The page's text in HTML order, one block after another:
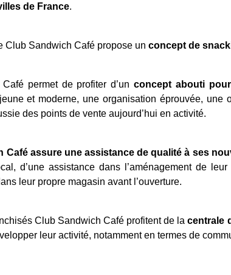
de France.
Club Sandwich Café propose un concept de
permet de profiter d’un concept abouti
et moderne, une organisation éprouvée,
des points de vente aujourd’hui en activité.
Café assure une assistance de qualité à ses
d’une assistance dans l’aménagement de
leur propre magasin avant l’ouverture.
Club Sandwich Café profitent de lacentrale
leur activité, notamment en termes de